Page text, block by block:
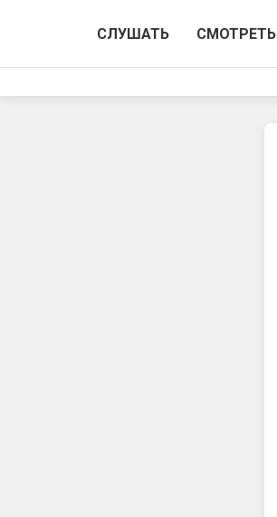
СЛУШАТЬ СМОТРЕТЬ